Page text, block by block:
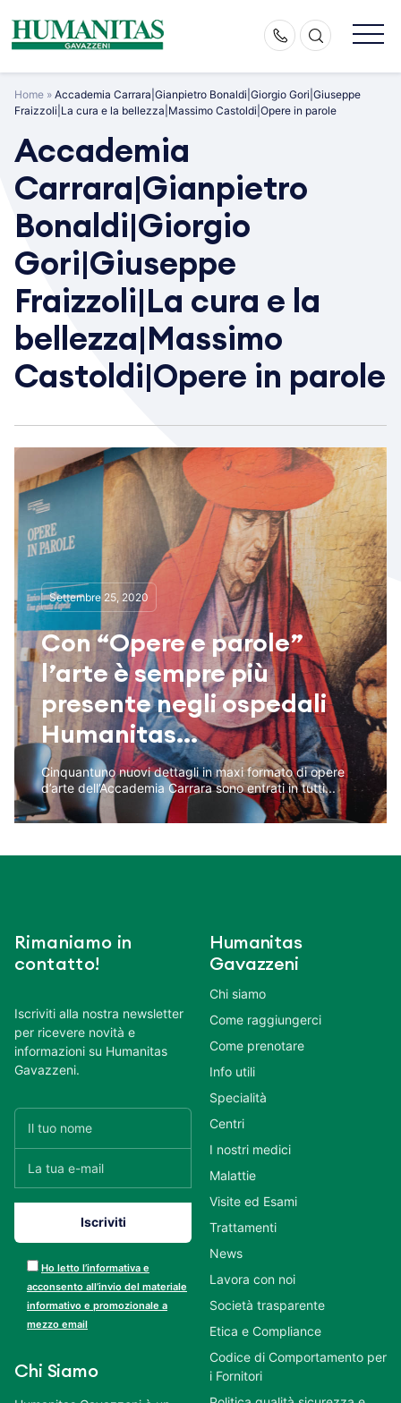
content
Home » Accademia Carrara|Gianpietro Bonaldi|Giorgio Gori|Giuseppe
Fraizzoli|La cura e la bellezza|Massimo Castoldi|Opere in parole
Accademia
Carrara|Gianpietro
Bonaldi|Giorgio
Gori|Giuseppe
Fraizzoli|La cura e la
bellezza|Massimo
Castoldi|Opere in parole
Settembre 25, 2020
Con “Opere e parole”
l’arte è sempre più
presente negli ospedali
Humanitas...
Cinquantuno nuovi dettagli in maxi formato di opere
d’arte dell’Accademia Carrara sono entrati in tutti...
Rimaniamo in
contatto!
Iscriviti alla nostra newsletter
per ricevere novità e
informazioni su Humanitas
Gavazzeni.
Ho letto l’informativa e
acconsento all’invio del materiale
informativo e promozionale a
mezzo email
Chi Siamo
Humanitas
Gavazzeni
Chi siamo
Come raggiungerci
Come prenotare
Info utili
Specialità
Centri
I nostri medici
Malattie
Visite ed Esami
Trattamenti
News
Lavora con noi
Società trasparente
Etica e Compliance
Codice di Comportamento per
i Fornitori